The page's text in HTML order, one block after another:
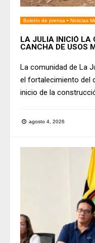
Boletín de prensa • Noticias
LA JULIA INICIÓ LA
CANCHA DE USOS
La comunidad de La
el fortalecimiento del
inicio de la
agosto 4, 2026